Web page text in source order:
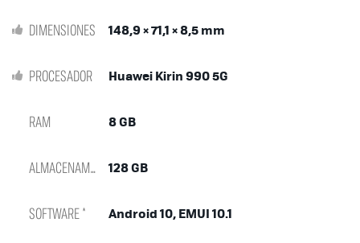
DIMENSIONES 148,9 × 71,1 × 8,5 mm
PROCESADOR Huawei Kirin 990 5G
RAM 8 GB
ALMACENAMIENTO 128 GB
SOFTWARE * Android 10, EMUI 10.1